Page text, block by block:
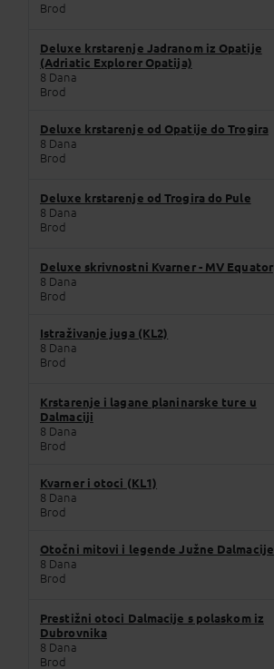
Brod
Deluxe krstarenje Jadranom iz Opatije
(Adriatic Explorer Opatija)
8 Dana
Brod
Deluxe krstarenje od Opatije do Trogira
8 Dana
Brod
Deluxe krstarenje od Trogira do Pule
8 Dana
Brod
Deluxe skrivnostni Kvarner - MV Equator
8 Dana
Brod
Istraživanje juga (KL2)
8 Dana
Brod
Krstarenje i lagane planinarske ture u
Dalmaciji
8 Dana
Brod
Kvarner i otoci (KL1)
8 Dana
Brod
Otočni mitovi i legende Južne Dalmacije
8 Dana
Brod
Prestižni otoci Dalmacije s polaskom iz
Dubrovnika
8 Dana
Brod